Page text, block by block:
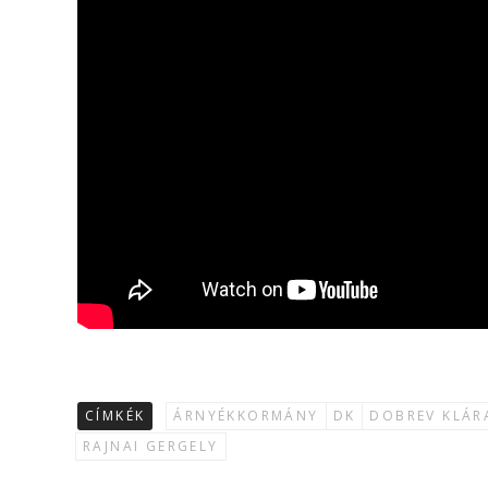
CÍMKÉK ÁRNYÉKKORMÁNY DK DOBREV
RAJNAI GERGELY